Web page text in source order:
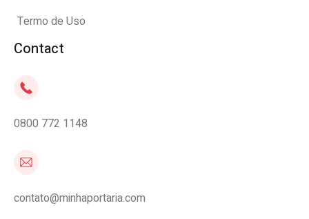
Termo de Uso
Contact
0800 772 1148
contato@minhaportaria.com